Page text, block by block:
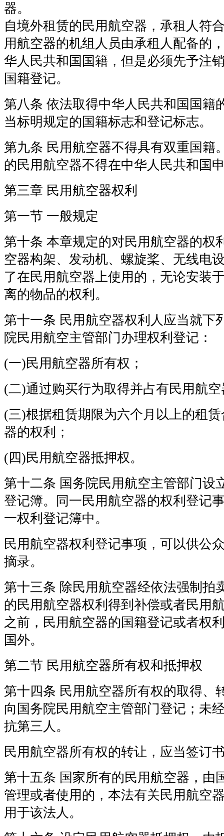
器。
自境外租赁的民用航空器，承租人符
用航空器的机组人员由承租人配备的
华人民共和国国籍，但是必须先予注
国籍登记。
第八条 依法取得中华人民共和国国籍
当标明规定的国籍标志和登记标志。
第九条 民用航空器不得具有双重国籍
的民用航空器不得在中华人民共和国
第三章 民用航空器权利
第一节 一般规定
第十条 本章规定的对民用航空器的权
空器构架、发动机、螺旋桨、无线电
了在民用航空器上使用的，无论安装
离的物品的权利。
第十一条 民用航空器权利人应当就下
院民用航空主管部门办理权利登记：
(一)民用航空器所有权；
(二)通过购买行为取得并占有民用航
(三)根据租赁期限为六个月以上的租
器的权利；
(四)民用航空器抵押权。
第十二条 国务院民用航空主管部门设
登记簿。同一民用航空器的权利登记
一权利登记簿中。
民用航空器权利登记事项，可以供公
摘录。
第十三条 除民用航空器经依法强制拍
的民用航空器权利得到补偿或者民用
之前，民用航空器的国籍登记或者权
国外。
第二节 民用航空器所有权和抵押权
第十四条 民用航空器所有权的取得、
向国务院民用航空主管部门登记；未
抗第三人。
民用航空器所有权的转让，应当签订
第十五条 国家所有的民用航空器，由
管理或者使用的，本法有关民用航空
用于该法人。